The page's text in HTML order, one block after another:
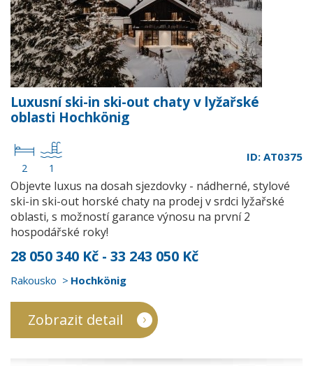
Luxusní ski-in ski-out chaty v lyžařské
oblasti Hochkönig
2 1
ID: AT0375
Objevte luxus na dosah sjezdovky - nádherné, stylové
ski-in ski-out horské chaty na prodej v srdci lyžařské
oblasti, s možností garance výnosu na první 2
hospodářské roky!
28 050 340 Kč - 33 243 050 Kč
Rakousko Hochkönig
Zobrazit detail